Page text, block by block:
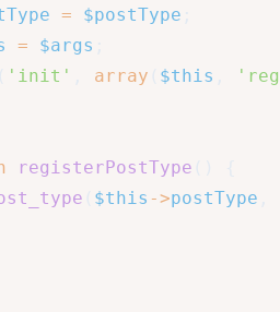
= $postType
= $args
'init' array $this
registerPostType
$this ->postType